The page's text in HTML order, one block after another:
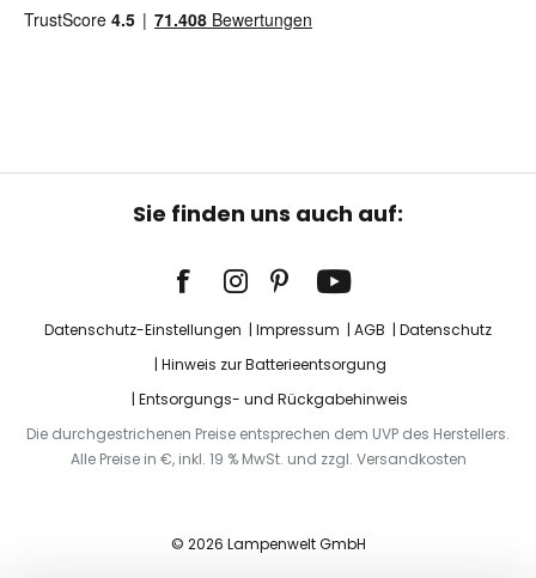
Sie finden uns auch auf:
Datenschutz-Einstellungen Impressum AGB
Datenschutz
Hinweis zur Batterieentsorgung
Entsorgungs- und Rückgabehinweis
Die durchgestrichenen Preise entsprechen dem UVP des Herstellers.
Alle Preise in €, inkl. 19 % MwSt. und zzgl. Versandkosten
© 2026 Lampenwelt GmbH